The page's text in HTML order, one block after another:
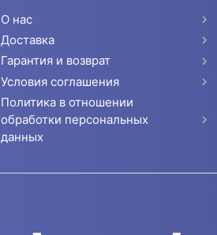
О нас
Доставка
Гарантия и возврат
Условия соглашения
Политика в отношении
обработки персональных
данных